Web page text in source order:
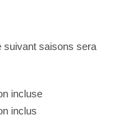
suivant saisons sera
incluse
inclus